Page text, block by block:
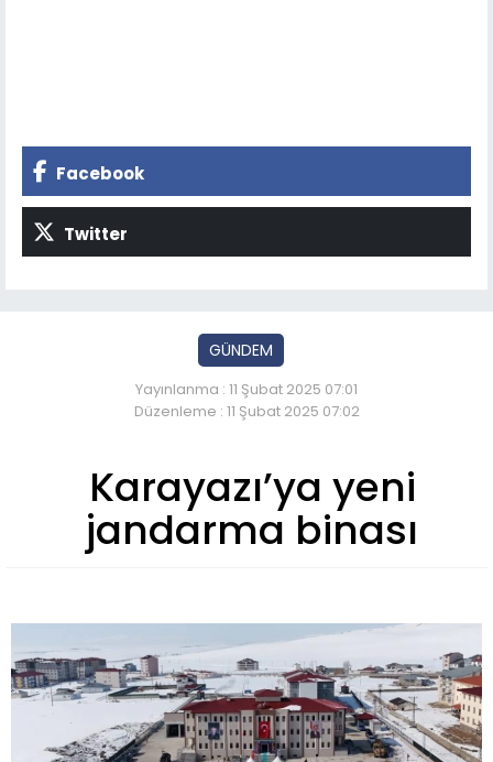
Facebook
Twitter
GÜNDEM
Yayınlanma : 11 Şubat 2025 07:01
Düzenleme : 11 Şubat 2025 07:02
Karayazı’ya yeni
jandarma binası